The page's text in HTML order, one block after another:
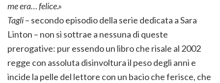
me era… felice.»
Tagli– secondo episodio della serie dedicata a Sara
Linton – non si sottrae a nessuna di queste
prerogative: pur essendo un libro che risale al 2002
regge con assoluta disinvoltura il peso degli anni e
incide la pelle del lettore con un bacio che ferisce, che